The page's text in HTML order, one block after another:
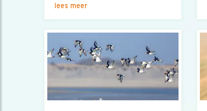
lees meer